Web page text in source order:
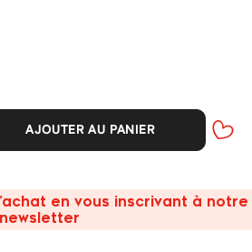
AJOUTER AU PANIER
en vous inscrivant à notre
newsletter